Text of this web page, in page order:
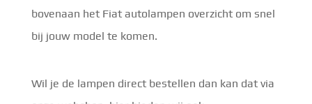
bovenaan het Fiat autolampen overzicht om snel
bij jouw model te komen.
Wil je de lampen direct bestellen dan kan dat via